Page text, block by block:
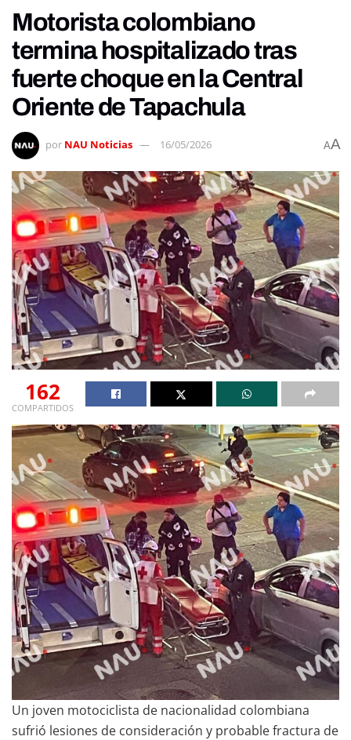
Motorista colombiano
termina hospitalizado tras
fuerte choque en la Central
Oriente de Tapachula
por NAU Noticias 16/05/2026 AA
162
COMPARTIDOS
Un joven motociclista de nacionalidad colombiana
sufrió lesiones de consideración y probable fractura de